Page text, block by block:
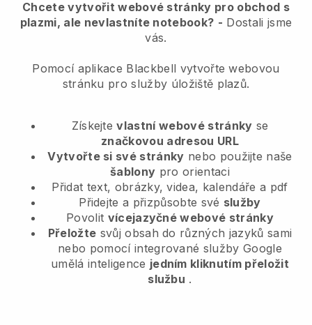
Chcete vytvořit webové stránky pro obchod s
plazmi, ale nevlastníte notebook? - Dostali jsme
vás.
Pomocí aplikace Blackbell vytvořte webovou
stránku pro služby úložiště plazů.
Získejtevlastní webové stránky se
značkovou adresou URL
Vytvořte si své stránky nebo použijte naše
šablony pro orientaci
Přidat text, obrázky, videa, kalendáře a pdf
Přidejte a přizpůsobte své služby
Povolit vícejazyčné webové stránky
Přeložte svůj obsah do různých jazyků sami
nebo pomocí integrované služby Google
umělá inteligence jedním kliknutím přeložit
službu .